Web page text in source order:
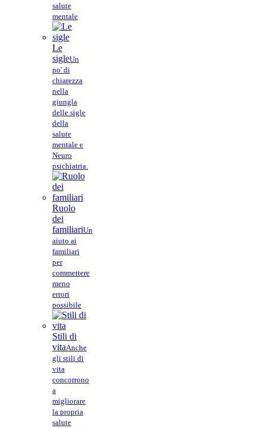
salute
mentale
Le
sigleUn
po' di
chiarezza
nella
giungla
delle sigle
della
salute
mentale e
Neuro
psichiatria.
Ruolo
dei
familiariUn
aiuto ai
familiari
per
commettere
meno
errori
possibile
Stili di
vitaAnche
gli stili di
vita
concorrono
a
migliorare
la propria
salute